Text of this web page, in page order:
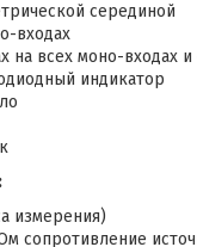
серединой
входах
на всех моно-входах
индикатор
измерения)
сопротивление